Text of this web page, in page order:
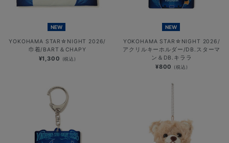
NEW
YOKOHAMA STAR☆NIGHT 2026/
巾着/BART＆CHAPY
¥1,300 (税込)
NEW
YOKOHAMA STAR☆NIGHT 2026/
アクリルキーホルダー/DB.スターマ
ン＆DB.キララ
¥800 (税込)